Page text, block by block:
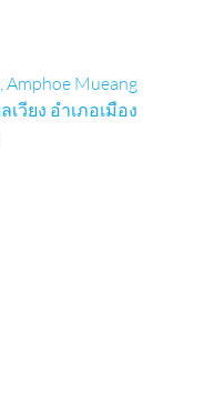
Amphoe Mueang
เวียง อำเภอเมือง